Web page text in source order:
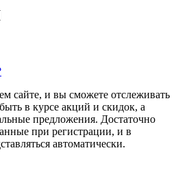
сайте, и вы сможете отслеживать
в курсе акций и скидок, а
предложения. Достаточно
при регистрации, и в
автоматически.